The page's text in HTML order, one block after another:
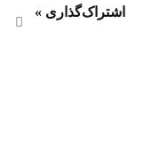
اشتراک‌گذاری »